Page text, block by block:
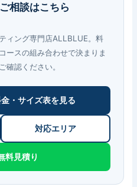
相談はこちら
ィング専門店ALLBLUE。料
ースの組み合わせで決まりま
確認ください。
・サイズ表を見る
対応エリア
料見積り